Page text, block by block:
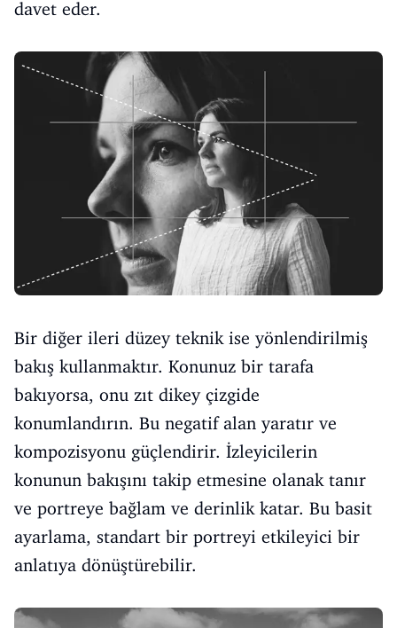
davet eder.
Bir diğer ileri düzey teknik ise yönlendirilmiş
bakış kullanmaktır. Konunuz bir tarafa
bakıyorsa, onu zıt dikey çizgide
konumlandırın. Bu negatif alan yaratır ve
kompozisyonu güçlendirir. İzleyicilerin
konunun bakışını takip etmesine olanak tanır
ve portreye bağlam ve derinlik katar. Bu basit
ayarlama, standart bir portreyi etkileyici bir
anlatıya dönüştürebilir.